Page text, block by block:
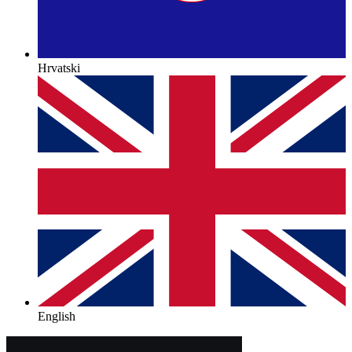
Hrvatski
English